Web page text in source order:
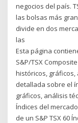
negocios del país.
las bolsas más
divide en dos
las
Esta página
S&P/TSX
históricos,
detallada sobre el
gráficos, análisis
Índices del
de un S&P TSX 60